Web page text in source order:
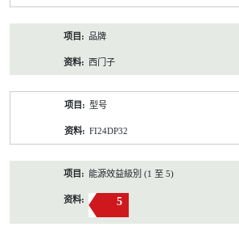
品牌
西门子
型号
FI24DP32
能源效益級別 (1 至 5)
5